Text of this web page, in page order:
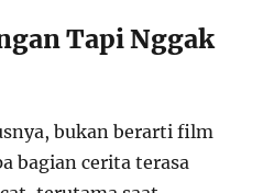
Tapi Nggak
bukan berarti film
bagian cerita terasa